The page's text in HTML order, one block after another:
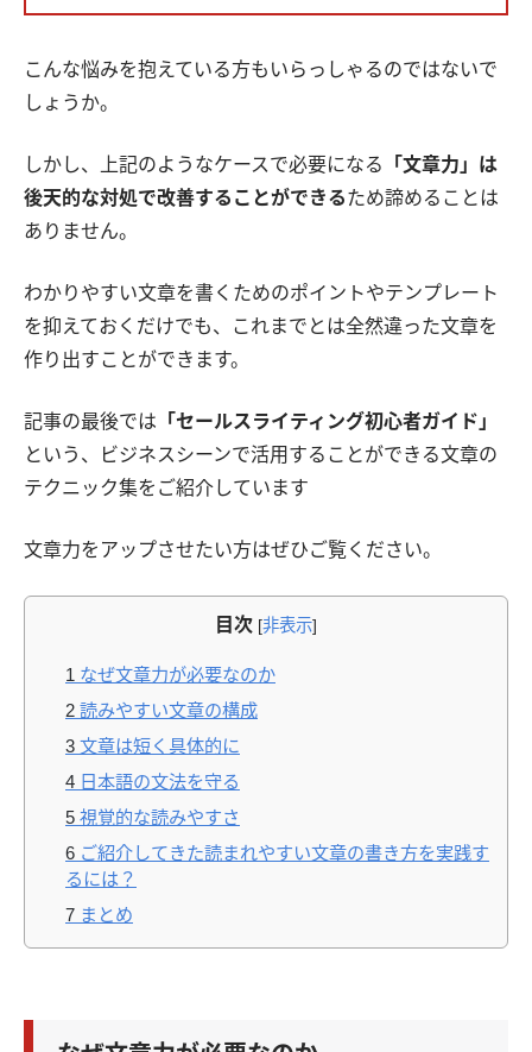
こんな悩みを抱えている方もいらっしゃるのではないで
しょうか。
しかし、上記のようなケースで必要になる
「文章力」は
後天的な対処で改善することができるため諦めることは
ありません。
わかりやすい文章を書くためのポイントやテンプレート
を抑えておくだけでも、これまでとは全然違った文章を
作り出すことができます。
記事の最後では 「セールスライティング初心者ガイド」
という、ビジネスシーンで活用することができる文章の
テクニック集をご紹介しています
文章力をアップさせたい方はぜひご覧ください。
目次 [非表示]
1 なぜ文章力が必要なのか
2 読みやすい文章の構成
3 文章は短く具体的に
4 日本語の文法を守る
5 視覚的な読みやすさ
6 ご紹介してきた読まれやすい文章の書き方を実践す
るには？
7 まとめ